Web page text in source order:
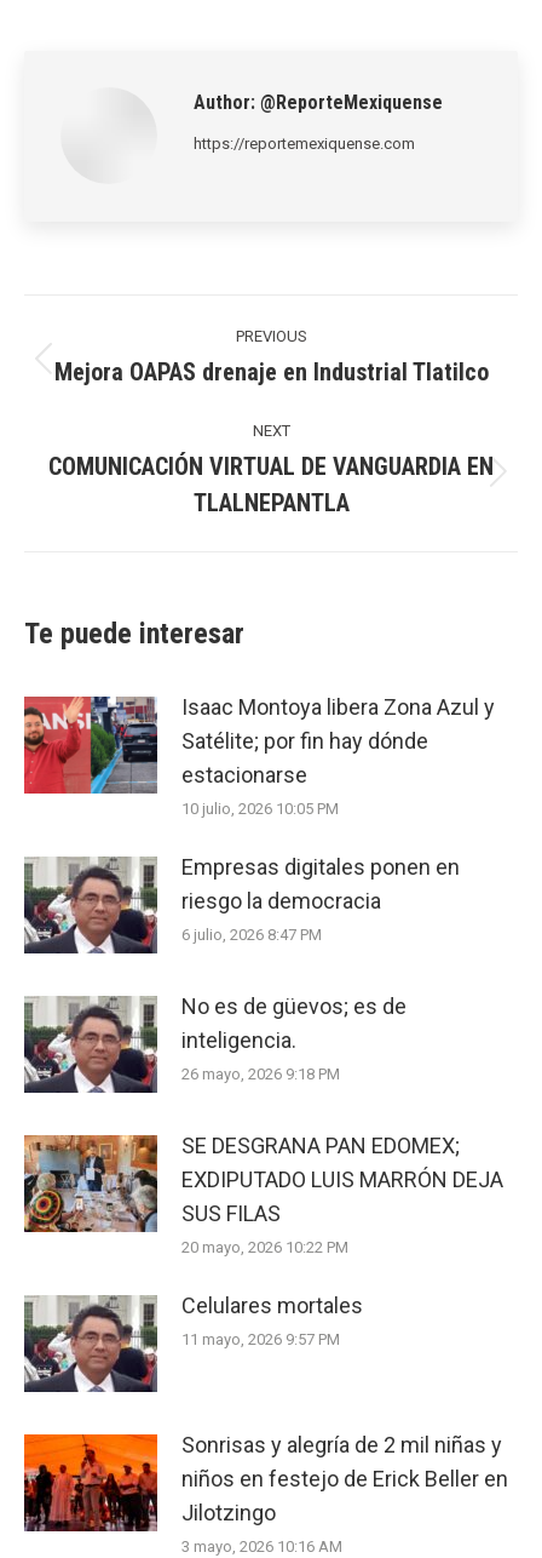
Author: @ReporteMexiquense
https://reportemexiquense.com
navigation
PREVIOUS
Previous
Mejora OAPAS drenaje en Industrial Tlatilco
NEXT
post:
COMUNICACIÓN VIRTUAL DE VANGUARDIA EN
TLALNEPANTLA
Te puede interesar
Isaac Montoya libera Zona Azul y
Satélite; por fin hay dónde
estacionarse
10 julio, 2026 10:05 PM
Empresas digitales ponen en
riesgo la democracia
6 julio, 2026 8:47 PM
No es de güevos; es de
inteligencia.
26 mayo, 2026 9:18 PM
SE DESGRANA PAN EDOMEX;
EXDIPUTADO LUIS MARRÓN DEJA
SUS FILAS
20 mayo, 2026 10:22 PM
Celulares mortales
11 mayo, 2026 9:57 PM
Sonrisas y alegría de 2 mil niñas y
niños en festejo de Erick Beller en
Jilotzingo
3 mayo, 2026 10:16 AM